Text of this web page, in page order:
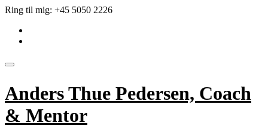
Videre
indhold
Ring til mig: +45 5050 2226
Skift
Anders Thue Pedersen, Coach
& Mentor